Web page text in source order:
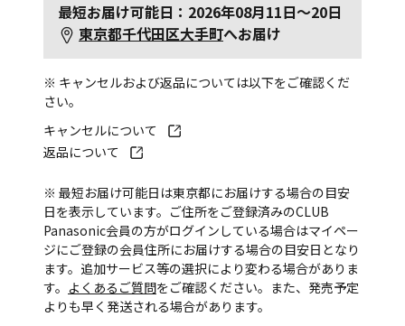
最短お届け可能日：2026年08月11日～20日
東京都千代田区大手町へお届け
※ キャンセルおよび返品については以下をご確認くだ
さい。
キャンセルについて
返品について
※ 最短お届け可能日は東京都にお届けする場合の目安
日を表示しています。ご住所をご登録済みのCLUB
Panasonic会員の方がログインしている場合はマイペー
ジにご登録の会員住所にお届けする場合の目安日となり
ます。追加サービス等の選択により変わる場合がありま
す。 よくあるご質問をご確認ください。また、発売予定
よりも早く発送される場合があります。